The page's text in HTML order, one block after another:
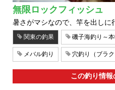
無限ロックフィッシュ
暑さがマシなので、竿を出しに
関東の釣果 磯子海釣り～
メバル釣り 穴釣り（ブラ
この釣り情